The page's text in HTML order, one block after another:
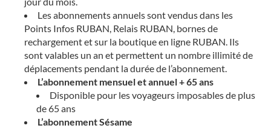
Les abonnements annuels sont vendus dans les
Points Infos RUBAN, Relais RUBAN, bornes de
rechargement et sur la boutique en ligne RUBAN. Ils
sont valables un an et permettent un nombre illimité de
déplacements pendant la durée de l’abonnement.
L’abonnement mensuel et annuel + 65 ans
Disponible pour les voyageurs imposables de plus
de 65 ans
L’abonnement Sésame